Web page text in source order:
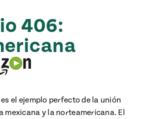
406:
el ejemplo perfecto de la unión
mexicana y la norteamericana. El